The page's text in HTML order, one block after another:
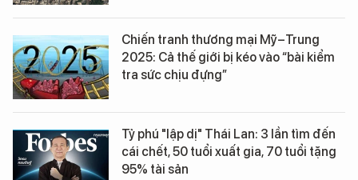
Chiến tranh thương mại Mỹ–Trung
2025: Cả thế giới bị kéo vào “bài kiểm
tra sức chịu đựng”
Tỷ phú "lập dị" Thái Lan: 3 lần tìm đến
cái chết, 50 tuổi xuất gia, 70 tuổi tặng
95% tài sản